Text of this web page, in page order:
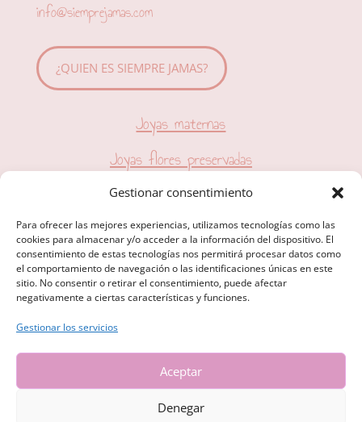
Gestionar consentimiento
Para ofrecer las mejores experiencias, utilizamos tecnologías como las
cookies para almacenar y/o acceder a la información del dispositivo. El
consentimiento de estas tecnologías nos permitirá procesar datos como
el comportamiento de navegación o las identificaciones únicas en este
sitio. No consentir o retirar el consentimiento, puede afectar
negativamente a ciertas características y funciones.
Gestionar los servicios
Aceptar
Denegar
info@siemprejamas.com
¿QUIEN ES SIEMPRE JAMAS?
Joyas maternas
Joyas flores preservadas
Natalicios
Políticas de cookies
Políticas de venta y envío